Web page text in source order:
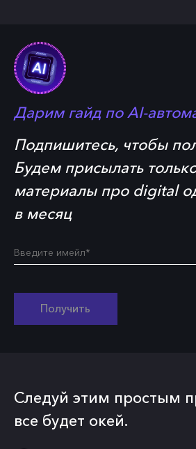
Дарим гайд поAI-
Подпишитесь, чтобы
Будем присылать
материалы про digital
в месяц
Получить
Следуй этим простым
все будет окей.